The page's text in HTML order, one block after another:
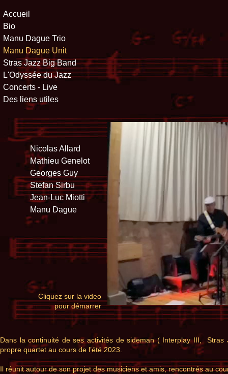
Accueil
Bio
Manu Dague Trio
Manu Dague Unit
Stras Jazz Big Band
L'Odyssée du Jazz
Concerts - Live
Des liens utiles
Nicolas Allard
Mathieu Genelot
Georges Guy
Stefan Sirbu
Jean-Luc Miotti
Manu Dague
Dans la continuité de ses activités de sideman ( Interplay III,
propre quartet au cours de l’été 2023.
Il réunit autour de son projet des musiciens et amis, rencontrés au
Cliquez sur la video
pour démarrer